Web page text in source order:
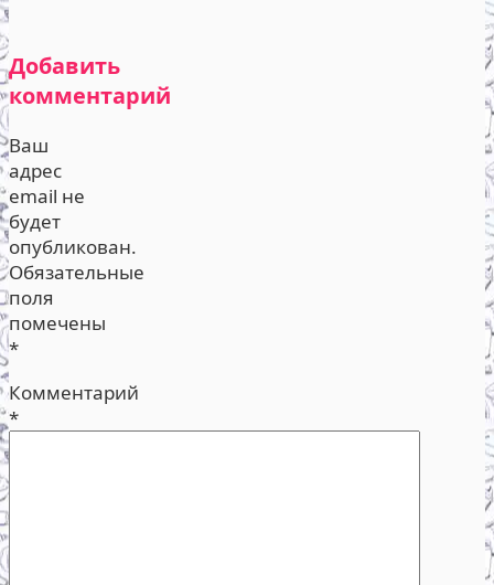
Добавить
комментарий
Ваш
адрес
email не
будет
опубликован.
Обязательные
поля
помечены
*
Комментарий
*